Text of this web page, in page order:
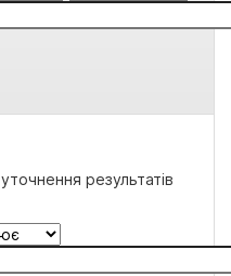
результатів